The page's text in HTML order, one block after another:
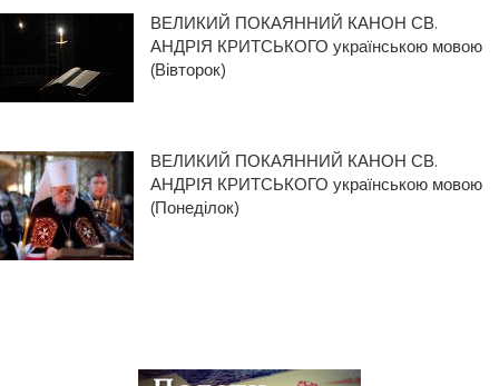
ВЕЛИКИЙ ПОКАЯННИЙ КАНОН СВ.
АНДРІЯ КРИТСЬКОГО українською мовою
(Вівторок)
ВЕЛИКИЙ ПОКАЯННИЙ КАНОН СВ.
АНДРІЯ КРИТСЬКОГО українською мовою
(Понеділок)